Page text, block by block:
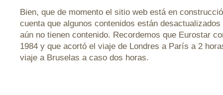
Bien, que de momento el sitio web está en
cuenta que algunos contenidos están
aún no tienen contenido. Recordemos que Eurostar
1984 y que acortó el viaje de Londres a París a 2
viaje a Bruselas a caso dos horas.